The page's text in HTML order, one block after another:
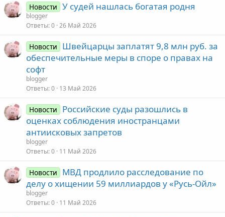
Новости У судей нашлась богатая родня
blogger
Ответы 0 26 Май 2026
Новости
Швейцарцы заплатят 9,8 млн руб. за
обеспечительные меры в споре о правах на
софт
blogger
Ответы 0 13 Май 2026
Новости
Российские суды разошлись в
оценках соблюдения иностранцами
антиисковых запретов
blogger
Ответы 0 11 Май 2026
Новости
МВД продлило расследование по
делу о хищении 59 миллиардов у «Русь-Ойл»
blogger
Ответы 0 11 Май 2026